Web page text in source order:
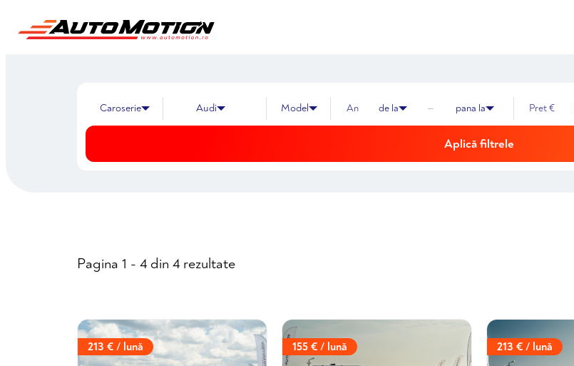
Audi An de la — pana la Pret €
Aplică filtrele
Pagina 1 - 4 din 4 rezultate
213 € / lună 155 € / lună 213 € / lună